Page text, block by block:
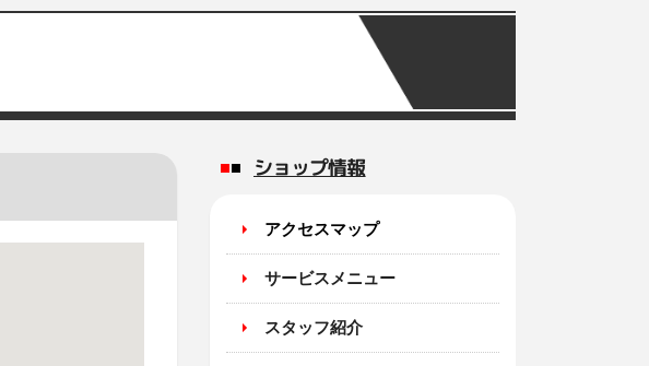
ショップ情報
アクセスマップ
サービスメニュー
スタッフ紹介